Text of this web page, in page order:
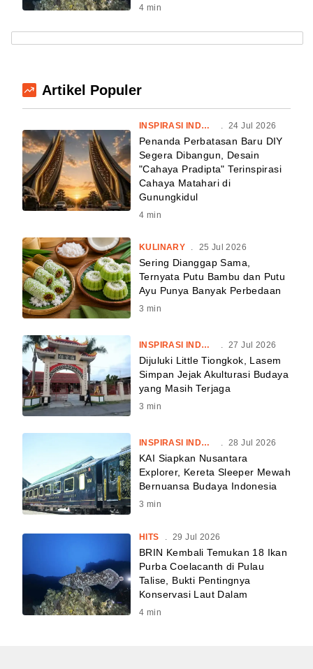
4 min
Artikel Populer
INSPIRASI INDONESIA 24 Jul 2026
Penanda Perbatasan Baru DIY
Segera Dibangun, Desain
"Cahaya Pradipta" Terinspirasi
Cahaya Matahari di
Gunungkidul
4 min
KULINARY . 25 Jul 2026
Sering Dianggap Sama,
Ternyata Putu Bambu dan Putu
Ayu Punya Banyak Perbedaan
3 min
INSPIRASI INDONESIA . 27 Jul 2026
Dijuluki Little Tiongkok, Lasem
Simpan Jejak Akulturasi Budaya
yang Masih Terjaga
3 min
INSPIRASI INDONESIA . 28 Jul 2026
KAI Siapkan Nusantara
Explorer, Kereta Sleeper Mewah
Bernuansa Budaya Indonesia
3 min
HITS 29 Jul 2026
BRIN Kembali Temukan 18 Ikan
Purba Coelacanth di Pulau
Talise, Bukti Pentingnya
Konservasi Laut Dalam
4 min